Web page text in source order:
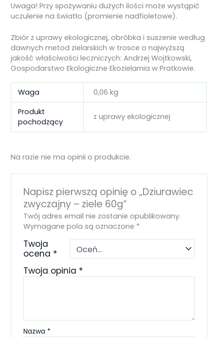
Uwaga! Przy spożywaniu dużych ilości może wystąpić
uczulenie na światło (promienie nadfioletowe).
Zbiór z uprawy ekologicznej, obróbka i suszenie według
dawnych metod zielarskich w trosce o najwyższą
jakość właściwości leczniczych: Andrzej Wojtkowski,
Gospodarstwo Ekologiczne Ekozielarnia w Pratkowie.
Waga
0,06 kg
Produkt
pochodzący
z uprawy ekologicznej
Na razie nie ma opinii o produkcie.
Napisz pierwszą opinię o „Dziurawiec
zwyczajny – ziele 60g”
Twój adres email nie zostanie opublikowany.
Wymagane pola są oznaczone *
Twoja
ocena *
Twoja opinia *
Nazwa *